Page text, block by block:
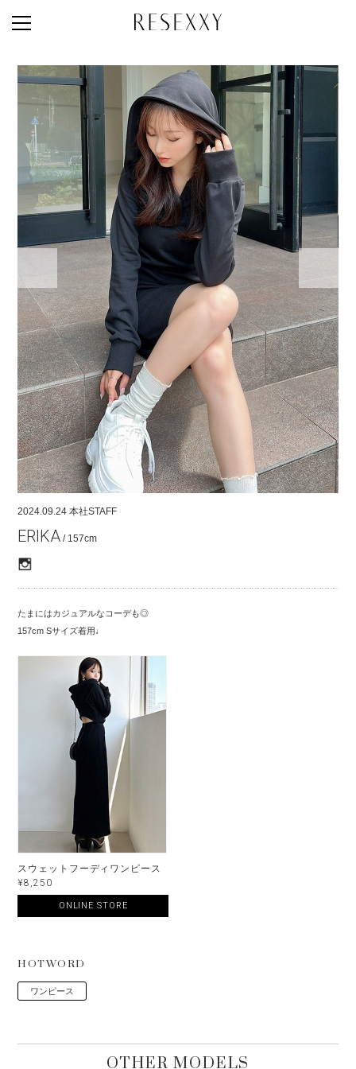
STAFF STYLE
2024.09.24 本社STAFF
ERIKA / 157cm
たまにはカジュアルなコーデも◎
157cm Sサイズ着用♩
スウェットフーディワンピース
¥8,250
ONLINE STORE
HOTWORD
ワンピース
OTHER MODELS
NEWS
MAGAZINE
LOOK BOOK
NEW ARRIVAL
RANKING
STYLE PHOTO
ACCOUNT
SHOP LIST
CONCEPT
ONLINE STORE
COMPANY
CONTACT
RECRUIT
FOR BUSINESS PARTNER